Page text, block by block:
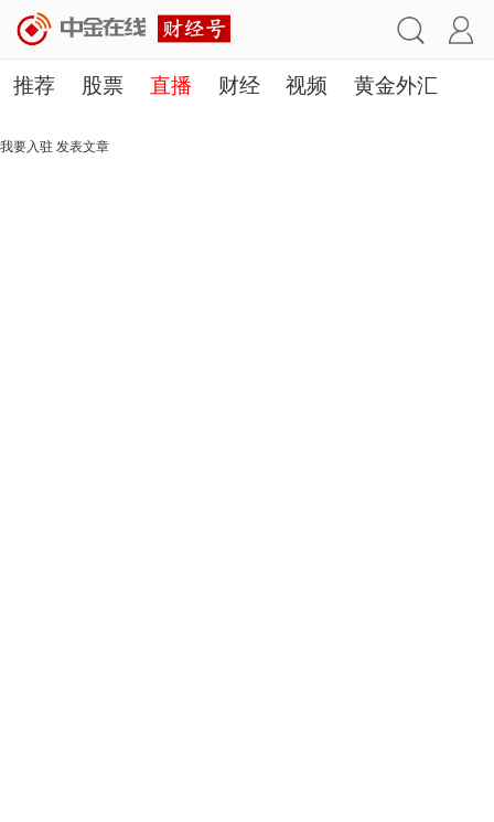
推荐 股票 直播 财经 视频 黄金外汇
理财 行业
我要入驻 发表文章